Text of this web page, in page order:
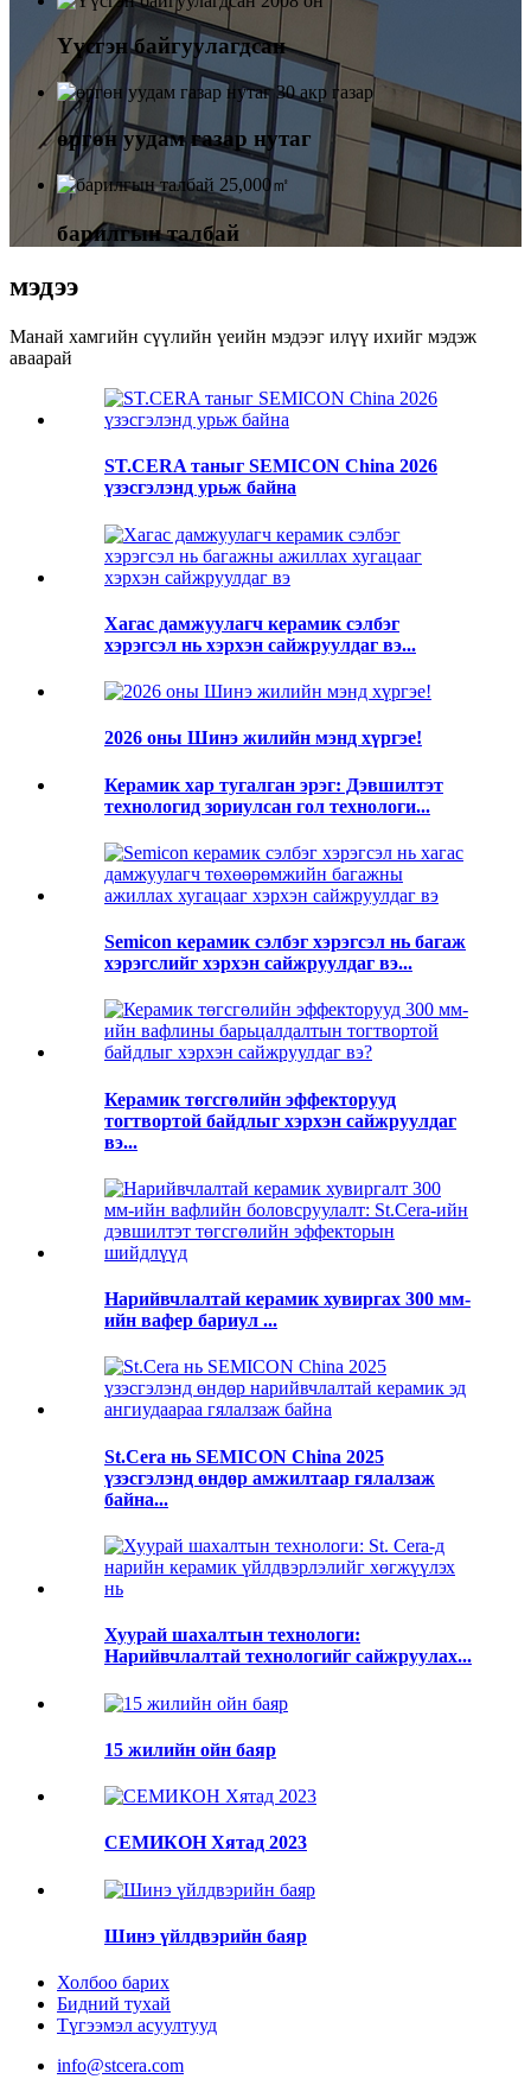
Үүсгэн байгуулагдсан
30 акр газар
өргөн уудам газар нутаг
25,000㎡
барилгын талбай
мэдээ
Манай хамгийн сүүлийн үеийн мэдээг илүү ихийг мэдэж
аваарай
ST.CERA таныг SEMICON China 2026
үзэсгэлэнд урьж байна
Хагас дамжуулагч керамик сэлбэг
хэрэгсэл нь хэрхэн сайжруулдаг вэ...
2026 оны Шинэ жилийн мэнд хүргэе!
Керамик хар тугалган эрэг: Дэвшилтэт
технологид зориулсан гол технологи...
Semicon керамик сэлбэг хэрэгсэл нь багаж
хэрэгслийг хэрхэн сайжруулдаг вэ...
Керамик төгсгөлийн эффекторууд
тогтвортой байдлыг хэрхэн сайжруулдаг
вэ...
Нарийвчлалтай керамик хувиргах 300 мм-
ийн вафер бариул ...
St.Cera нь SEMICON China 2025
үзэсгэлэнд өндөр амжилтаар гялалзаж
байна...
Хуурай шахалтын технологи:
Нарийвчлалтай технологийг сайжруулах...
15 жилийн ойн баяр
СЕМИКОН Хятад 2023
Шинэ үйлдвэрийн баяр
Холбоо барих
Бидний тухай
Түгээмэл асуултууд
info@stcera.com